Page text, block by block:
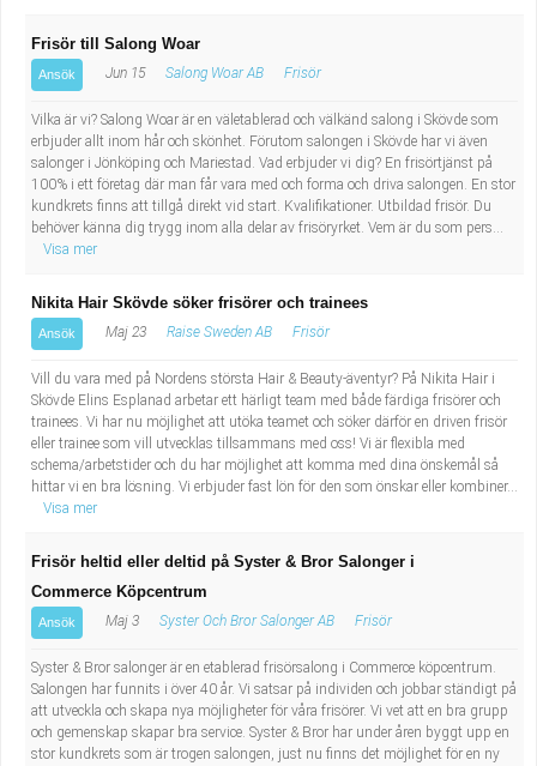
Frisör till Salong Woar
Ansök Jun 15 Salong Woar AB Frisör
Vilka är vi? Salong Woar är en väletablerad och välkänd salong i Skövde som
erbjuder allt inom hår och skönhet. Förutom salongen i Skövde har vi även
salonger i Jönköping och Mariestad. Vad erbjuder vi dig? En frisörtjänst på
100% i ett företag där man får vara med och forma och driva salongen. En stor
kundkrets finns att tillgå direkt vid start. Kvalifikationer. Utbildad frisör. Du
behöver känna dig trygg inom alla delar av frisöryrket. Vem är du som pers...
Visa mer
Nikita Hair Skövde söker frisörer och trainees
Ansök Maj 23 Raise Sweden AB Frisör
Vill du vara med på Nordens största Hair & Beauty-äventyr? På Nikita Hair i
Skövde Elins Esplanad arbetar ett härligt team med både färdiga frisörer och
trainees. Vi har nu möjlighet att utöka teamet och söker därför en driven frisör
eller trainee som vill utvecklas tillsammans med oss! Vi är flexibla med
schema/arbetstider och du har möjlighet att komma med dina önskemål så
hittar vi en bra lösning. Vi erbjuder fast lön för den som önskar eller kombiner...
Visa mer
Frisör heltid eller deltid på Syster & Bror Salonger i
Commerce Köpcentrum
Ansök Maj 3 Syster Och Bror Salonger AB Frisör
Syster & Bror salonger är en etablerad frisörsalong i Commerce köpcentrum.
Salongen har funnits i över 40 år. Vi satsar på individen och jobbar ständigt på
att utveckla och skapa nya möjligheter för våra frisörer. Vi vet att en bra grupp
och gemenskap skapar bra service. Syster & Bror har under åren byggt upp en
stor kundkrets som är trogen salongen, just nu finns det möjlighet för en ny